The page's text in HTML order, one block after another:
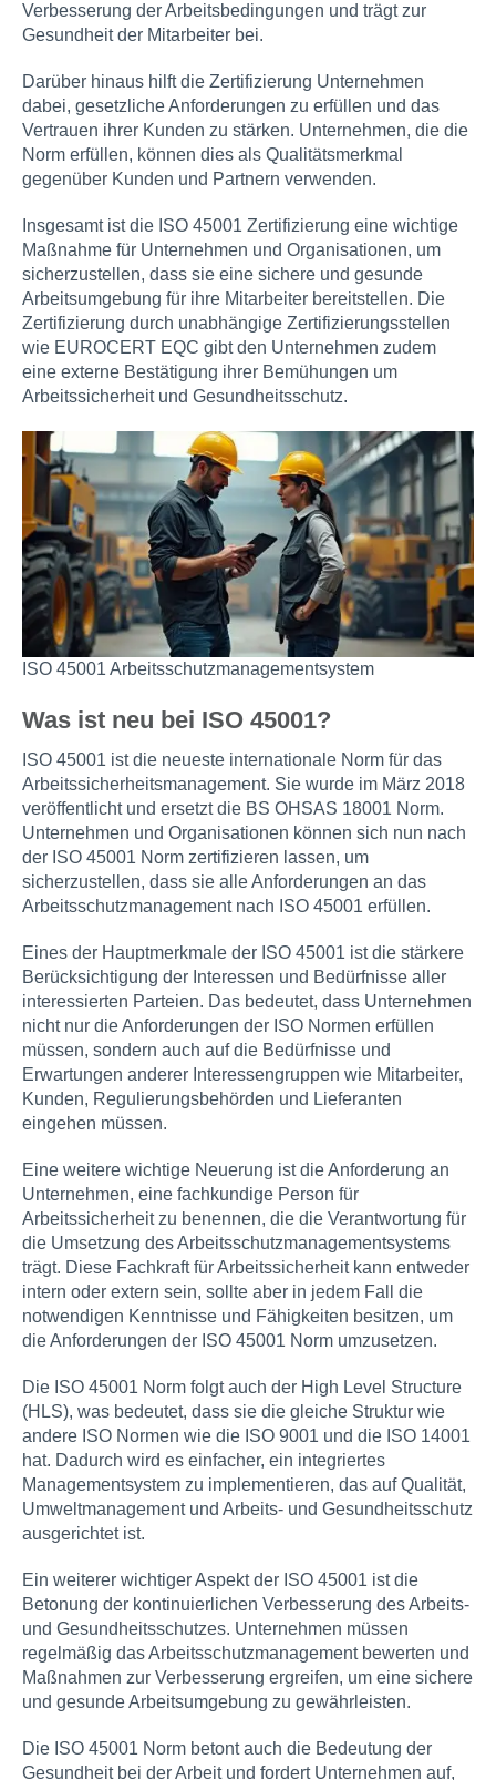
Verbesserung der Arbeitsbedingungen und trägt zur
Gesundheit der Mitarbeiter bei.
Darüber hinaus hilft die Zertifizierung Unternehmen
dabei, gesetzliche Anforderungen zu erfüllen und das
Vertrauen ihrer Kunden zu stärken. Unternehmen, die die
Norm erfüllen, können dies als Qualitätsmerkmal
gegenüber Kunden und Partnern verwenden.
Insgesamt ist die ISO 45001 Zertifizierung eine wichtige
Maßnahme für Unternehmen und Organisationen, um
sicherzustellen, dass sie eine sichere und gesunde
Arbeitsumgebung für ihre Mitarbeiter bereitstellen. Die
Zertifizierung durch unabhängige Zertifizierungsstellen
wie EUROCERT EQC gibt den Unternehmen zudem
eine externe Bestätigung ihrer Bemühungen um
Arbeitssicherheit und Gesundheitsschutz.
ISO 45001 Arbeitsschutzmanagementsystem
Was ist neu bei ISO 45001?
ISO 45001 ist die neueste internationale Norm für das
Arbeitssicherheitsmanagement. Sie wurde im März 2018
veröffentlicht und ersetzt die BS OHSAS 18001 Norm.
Unternehmen und Organisationen können sich nun nach
der ISO 45001 Norm zertifizieren lassen, um
sicherzustellen, dass sie alle Anforderungen an das
Arbeitsschutzmanagement nach ISO 45001 erfüllen.
Eines der Hauptmerkmale der ISO 45001 ist die stärkere
Berücksichtigung der Interessen und Bedürfnisse aller
interessierten Parteien. Das bedeutet, dass Unternehmen
nicht nur die Anforderungen der ISO Normen erfüllen
müssen, sondern auch auf die Bedürfnisse und
Erwartungen anderer Interessengruppen wie Mitarbeiter,
Kunden, Regulierungsbehörden und Lieferanten
eingehen müssen.
Eine weitere wichtige Neuerung ist die Anforderung an
Unternehmen, eine fachkundige Person für
Arbeitssicherheit zu benennen, die die Verantwortung für
die Umsetzung des Arbeitsschutzmanagementsystems
trägt. Diese Fachkraft für Arbeitssicherheit kann entweder
intern oder extern sein, sollte aber in jedem Fall die
notwendigen Kenntnisse und Fähigkeiten besitzen, um
die Anforderungen der ISO 45001 Norm umzusetzen.
Die ISO 45001 Norm folgt auch der High Level Structure
(HLS), was bedeutet, dass sie die gleiche Struktur wie
andere ISO Normen wie die ISO 9001 und die ISO 14001
hat. Dadurch wird es einfacher, ein integriertes
Managementsystem zu implementieren, das auf Qualität,
Umweltmanagement und Arbeits- und Gesundheitsschutz
ausgerichtet ist.
Ein weiterer wichtiger Aspekt der ISO 45001 ist die
Betonung der kontinuierlichen Verbesserung des Arbeits-
und Gesundheitsschutzes. Unternehmen müssen
regelmäßig das Arbeitsschutzmanagement bewerten und
Maßnahmen zur Verbesserung ergreifen, um eine sichere
und gesunde Arbeitsumgebung zu gewährleisten.
Die ISO 45001 Norm betont auch die Bedeutung der
Gesundheit bei der Arbeit und fordert Unternehmen auf,